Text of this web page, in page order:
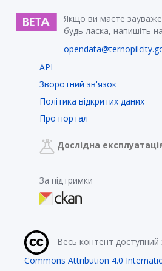
Якщо ви маєте
будь ласка, напишіть
API
Зворотний зв'язок
Політика відкритих даних
Про портал
Дослідна
За підтримки
Весь контент доступний
Commons Attribution 4.0